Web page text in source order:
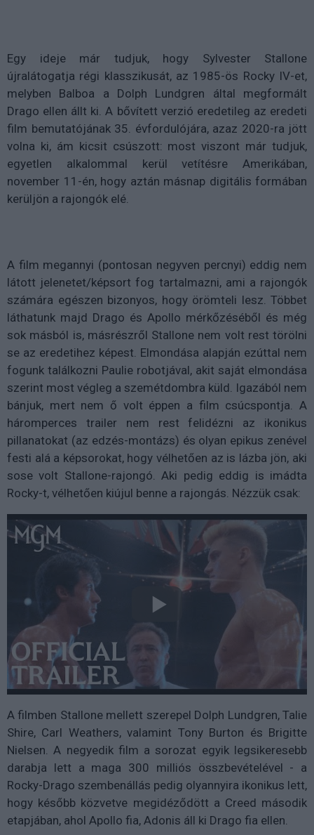
Egy ideje már tudjuk, hogy Sylvester Stallone
újralátogatja régi klasszikusát, az 1985-ös Rocky IV-et,
melyben Balboa a Dolph Lundgren által megformált
Drago ellen állt ki. A bővített verzió eredetileg az eredeti
film bemutatójának 35. évfordulójára, azaz 2020-ra jött
volna ki, ám kicsit csúszott: most viszont már tudjuk,
egyetlen alkalommal kerül vetítésre Amerikában,
november 11-én, hogy aztán másnap digitális formában
kerüljön a rajongók elé.
A film megannyi (pontosan negyven percnyi) eddig nem
látott jelenetet/képsort fog tartalmazni, ami a rajongók
számára egészen bizonyos, hogy örömteli lesz. Többet
láthatunk majd Drago és Apollo mérkőzéséből és még
sok másból is, másrészről Stallone nem volt rest törölni
se az eredetihez képest. Elmondása alapján ezúttal nem
fogunk találkozni Paulie robotjával, akit saját elmondása
szerint most végleg a szemétdombra küld. Igazából nem
bánjuk, mert nem ő volt éppen a film csúcspontja. A
háromperces trailer nem rest felidézni az ikonikus
pillanatokat (az edzés-montázs) és olyan epikus zenével
festi alá a képsorokat, hogy vélhetően az is lázba jön, aki
sose volt Stallone-rajongó. Aki pedig eddig is imádta
Rocky-t, vélhetően kiújul benne a rajongás. Nézzük csak:
A filmben Stallone mellett szerepel Dolph Lundgren, Talie
Shire, Carl Weathers, valamint Tony Burton és Brigitte
Nielsen. A negyedik film a sorozat egyik legsikeresebb
darabja lett a maga 300 milliós összbevételével - a
Rocky-Drago szembenállás pedig olyannyira ikonikus lett,
hogy később közvetve megidéződött a Creed második
etapjában, ahol Apollo fia, Adonis áll ki Drago fia ellen.